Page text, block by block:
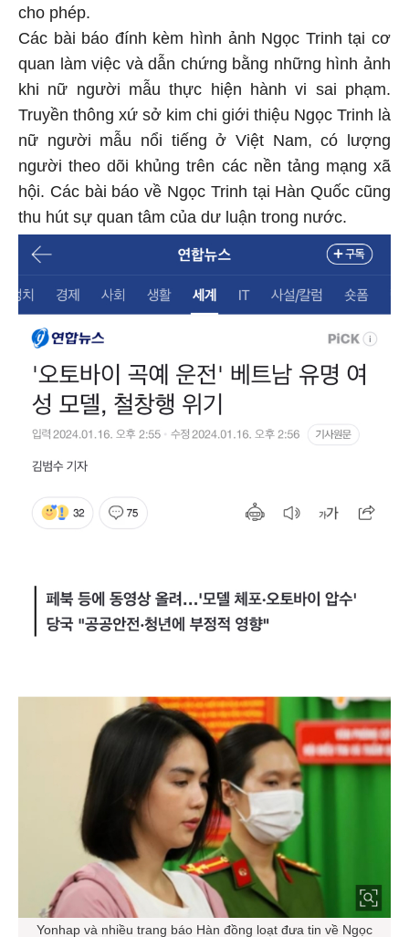
cho phép.
Các bài báo đính kèm hình ảnh Ngọc Trinh tại cơ
quan làm việc và dẫn chứng bằng những hình ảnh
khi nữ người mẫu thực hiện hành vi sai phạm.
Truyền thông xứ sở kim chi giới thiệu Ngọc Trinh là
nữ người mẫu nổi tiếng ở Việt Nam, có lượng
người theo dõi khủng trên các nền tảng mạng xã
hội. Các bài báo về Ngọc Trinh tại Hàn Quốc cũng
thu hút sự quan tâm của dư luận trong nước.
Yonhap và nhiều trang báo Hàn đồng loạt đưa tin về Ngọc